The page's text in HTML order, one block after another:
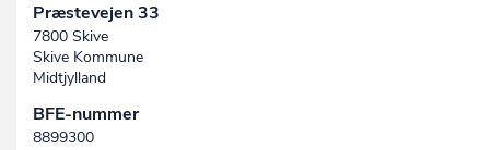
Præstevejen 33
7800 Skive
Skive Kommune
Midtjylland
BFE-nummer
8899300